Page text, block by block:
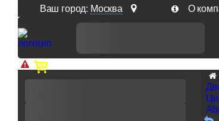
Ваш город: Москва О
Доп. скидка от цен на сайте 7% при